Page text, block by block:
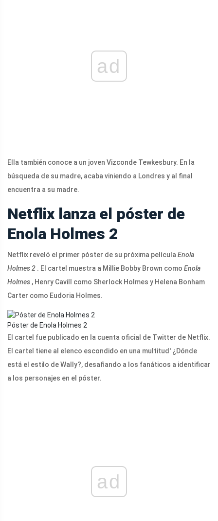
ad
Ella también conoce a un joven Vizconde Tewkesbury. En la
búsqueda de su madre, acaba viniendo a Londres y al final
encuentra a su madre.
Netflix lanza el póster de
Enola Holmes 2
Netflix reveló el primer póster de su próxima película Enola
Holmes 2 . El cartel muestra a Millie Bobby Brown como Enola
Holmes , Henry Cavill como Sherlock Holmes y Helena Bonham
Carter como Eudoria Holmes.
Póster de Enola Holmes 2
El cartel fue publicado en la cuenta oficial de Twitter de Netflix.
El cartel tiene al elenco escondido en una multitud' ¿Dónde
está el estilo de Wally?, desafiando a los fanáticos a identificar
a los personajes en el póster.
ad